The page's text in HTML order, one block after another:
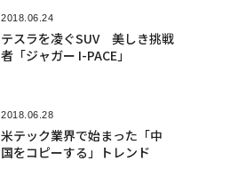
2018.06.24
テスラを凌ぐSUV 美しき挑戦
者「ジャガー I-PACE」
2018.06.28
米テック業界で始まった「中
国をコピーする」トレンド